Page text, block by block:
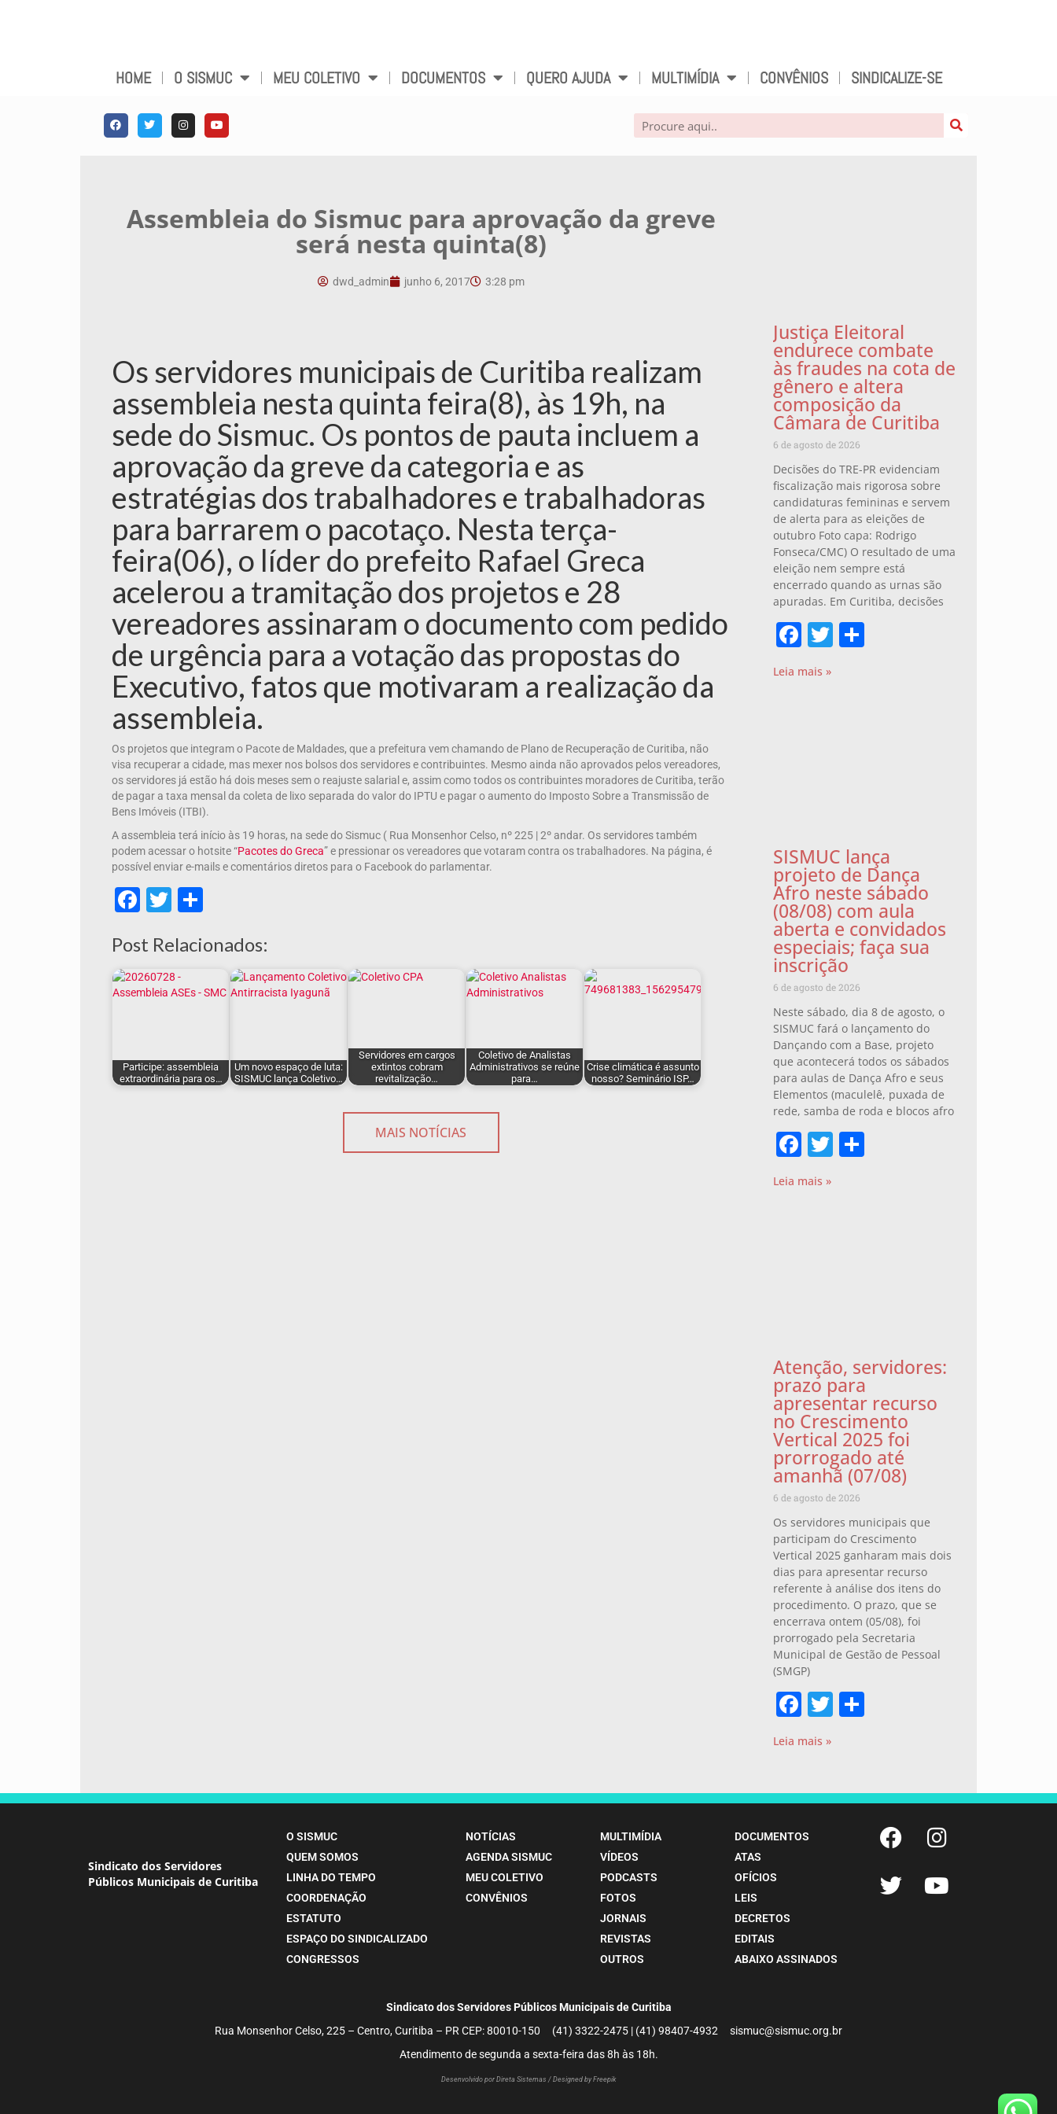
HOME O SISMUC MEU COLETIVO DOCUMENTOS QUERO AJUDA MULTIMÍDIA CONVÊNIOS SINDICALIZE-SE
Assembleia do Sismuc para aprovação da greve
será nesta quinta(8)
dwd_admin junho 6, 2017 3:28 pm
Os servidores municipais de Curitiba realizam
assembleia nesta quinta feira(8), às 19h, na
sede do Sismuc. Os pontos de pauta incluem a
aprovação da greve da categoria e as
estratégias dos trabalhadores e trabalhadoras
para barrarem o pacotaço. Nesta terça-
feira(06), o líder do prefeito Rafael Greca
acelerou a tramitação dos projetos e 28
vereadores assinaram o documento com pedido
de urgência para a votação das propostas do
Executivo, fatos que motivaram a realização da
assembleia.
Os projetos que integram o Pacote de Maldades, que a prefeitura vem chamando de Plano de Recuperação de Curitiba, não
visa recuperar a cidade, mas mexer nos bolsos dos servidores e contribuintes. Mesmo ainda não aprovados pelos vereadores,
os servidores já estão há dois meses sem o reajuste salarial e, assim como todos os contribuintes moradores de Curitiba, terão
de pagar a taxa mensal da coleta de lixo separada do valor do IPTU e pagar o aumento do Imposto Sobre a Transmissão de
Bens Imóveis (ITBI).
A assembleia terá início às 19 horas, na sede do Sismuc ( Rua Monsenhor Celso, nº 225 | 2º andar. Os servidores também
podem acessar o hotsite “Pacotes do Greca” e pressionar os vereadores que votaram contra os trabalhadores. Na página, é
possível enviar e-mails e comentários diretos para o Facebook do parlamentar.
Facebook
Twitter
Post Relacionados:
Participe: assembleia
extraordinária para os…
Um novo espaço de luta:
SISMUC lança Coletivo…
Servidores em cargos
extintos cobram
revitalização…
Coletivo de Analistas
Administrativos se reúne
para…
Crise climática é assunto
nosso? Seminário ISP…
MAIS NOTÍCIAS
Justiça Eleitoral
endurece combate
às fraudes na cota de
gênero e altera
composição da
Câmara de Curitiba
6 de agosto de 2026
Decisões do TRE-PR evidenciam
fiscalização mais rigorosa sobre
candidaturas femininas e servem
de alerta para as eleições de
outubro Foto capa: Rodrigo
Fonseca/CMC) O resultado de uma
eleição nem sempre está
encerrado quando as urnas são
apuradas. Em Curitiba, decisões
Facebook
Twitter
Leia mais »
SISMUC lança
projeto de Dança
Afro neste sábado
(08/08) com aula
aberta e convidados
especiais; faça sua
inscrição
6 de agosto de 2026
Neste sábado, dia 8 de agosto, o
SISMUC fará o lançamento do
Dançando com a Base, projeto
que acontecerá todos os sábados
para aulas de Dança Afro e seus
Elementos (maculelê, puxada de
rede, samba de roda e blocos afro
Facebook
Twitter
Leia mais »
Atenção, servidores:
prazo para
apresentar recurso
no Crescimento
Vertical 2025 foi
prorrogado até
amanhã (07/08)
6 de agosto de 2026
Os servidores municipais que
participam do Crescimento
Vertical 2025 ganharam mais dois
dias para apresentar recurso
referente à análise dos itens do
procedimento. O prazo, que se
encerrava ontem (05/08), foi
prorrogado pela Secretaria
Municipal de Gestão de Pessoal
(SMGP)
Facebook
Twitter
Leia mais »
Sindicato dos Servidores
Públicos Municipais de Curitiba
O SISMUC
QUEM SOMOS
LINHA DO TEMPO
COORDENAÇÃO
ESTATUTO
ESPAÇO DO SINDICALIZADO
CONGRESSOS
NOTÍCIAS
AGENDA SISMUC
MEU COLETIVO
CONVÊNIOS
MULTIMÍDIA
VÍDEOS
PODCASTS
FOTOS
JORNAIS
REVISTAS
OUTROS
DOCUMENTOS
ATAS
OFÍCIOS
LEIS
DECRETOS
EDITAIS
ABAIXO ASSINADOS
Sindicato dos Servidores Públicos Municipais de Curitiba
Rua Monsenhor Celso, 225 – Centro, Curitiba – PR CEP: 80010-150 (41) 3322-2475 | (41) 98407-4932 sismuc@sismuc.org.br
Atendimento de segunda a sexta-feira das 8h às 18h.
Desenvolvido por Direta Sistemas / Designed by Freepik